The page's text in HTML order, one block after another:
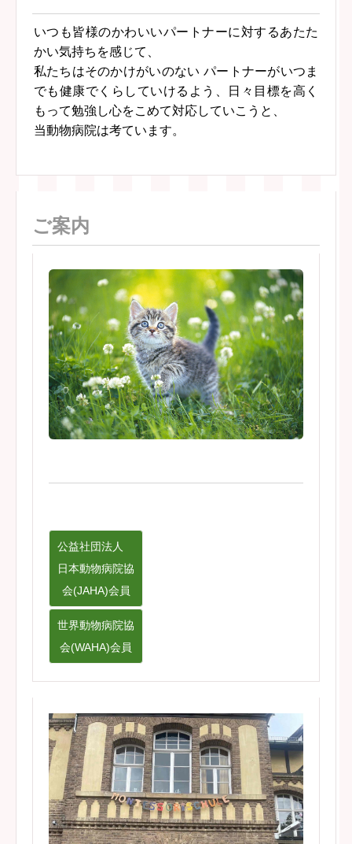
いつも皆様のかわいいパートナーに対するあたた
かい気持ちを感じて、
私たちはそのかけがいのない パートナーがいつま
でも健康でくらしていけるよう、日々目標を高く
もって勉強し心をこめて対応していこうと、
当動物病院は考ています。
ご案内
公益社団法人
日本動物病院協
会(JAHA)会員
世界動物病院協
会(WAHA)会員